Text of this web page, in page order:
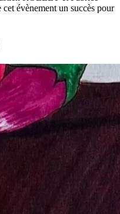
évènement un succès pour